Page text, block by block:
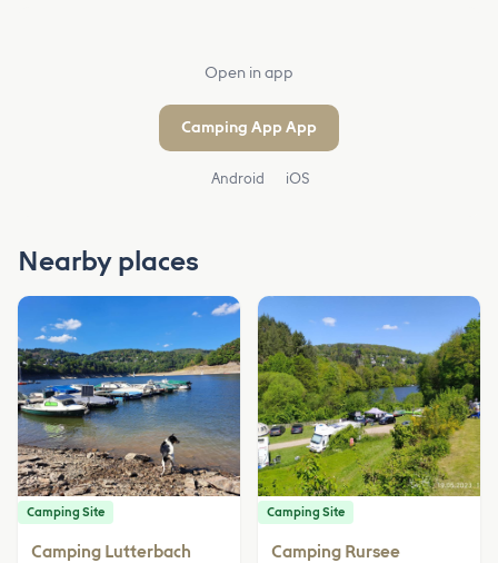
Open in app
Camping App App
Android iOS
Nearby places
Camping Site
Camping Lutterbach
Camping Site
Camping Rursee